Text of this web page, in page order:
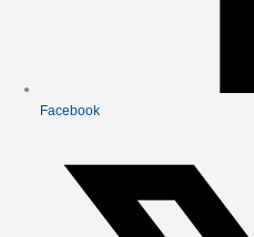
Facebook